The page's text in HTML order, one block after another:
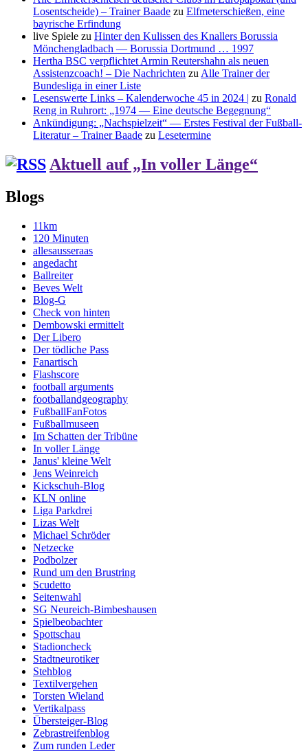
Losentscheide) – Trainer Baade zu Elfmeterschießen, eine
bayrische Erfindung
live Spiele zu Hinter den Kulissen des Knallers Borussia
Mönchengladbach — Borussia Dortmund … 1997
Hertha BSC verpflichtet Armin Reutershahn als neuen
Assistenzcoach! – Die Nachrichten zu Alle Trainer der
Bundesliga in einer Liste
Lesenswerte Links – Kalenderwoche 45 in 2024 | zu Ronald
Reng in Ruhrort: „1974 — Eine deutsche Begegnung“
Ankündigung: „Nachspielzeit“ — Erstes Festival der Fußball-
Literatur – Trainer Baade zu Lesetermine
Aktuell auf „In voller Länge“
Blogs
11km
120 Minuten
allesausseraas
angedacht
Ballreiter
Beves Welt
Blog-G
Check von hinten
Dembowski ermittelt
Der Libero
Der tödliche Pass
Fanartisch
Flashscore
football arguments
footballandgeography
FußballFanFotos
Fußballmuseen
Im Schatten der Tribüne
In voller Länge
Janus' kleine Welt
Jens Weinreich
Kickschuh-Blog
KLN online
Liga Parkdrei
Lizas Welt
Michael Schröder
Netzecke
Podbolzer
Rund um den Brustring
Scudetto
Seitenwahl
SG Neureich-Bimbeshausen
Spielbeobachter
Spottschau
Stadioncheck
Stadtneurotiker
Stehblog
Textilvergehen
Torsten Wieland
Vertikalpass
Übersteiger-Blog
Zebrastreifenblog
Zum runden Leder